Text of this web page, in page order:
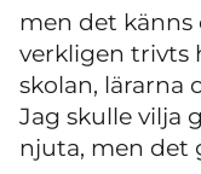
men det känns
verkligen trivts
skolan, lärarna
Jag skulle vilja
njuta, men det